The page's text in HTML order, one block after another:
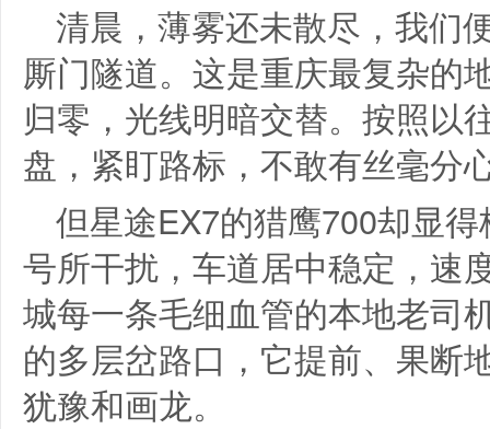
清晨，薄雾还未散尽，我们
厮门隧道。这是重庆最复杂的
归零，光线明暗交替。按照以
盘，紧盯路标，不敢有丝毫分
但星途EX7的猎鹰700却显
号所干扰，车道居中稳定，速
城每一条毛细血管的本地老司
的多层岔路口，它提前、果断
犹豫和画龙。